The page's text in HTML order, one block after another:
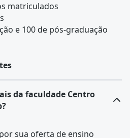
matriculados
e 100 de pós-graduação
da faculdade Centro
sua oferta de ensino